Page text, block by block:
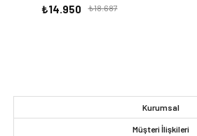
₺14.950 ₺18.687
Kurumsal
Müşteri İlişkileri